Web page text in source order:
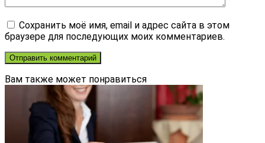
Сохранить моё имя, email и адрес сайта в этом
браузере для последующих моих комментариев.
Вам также может понравиться